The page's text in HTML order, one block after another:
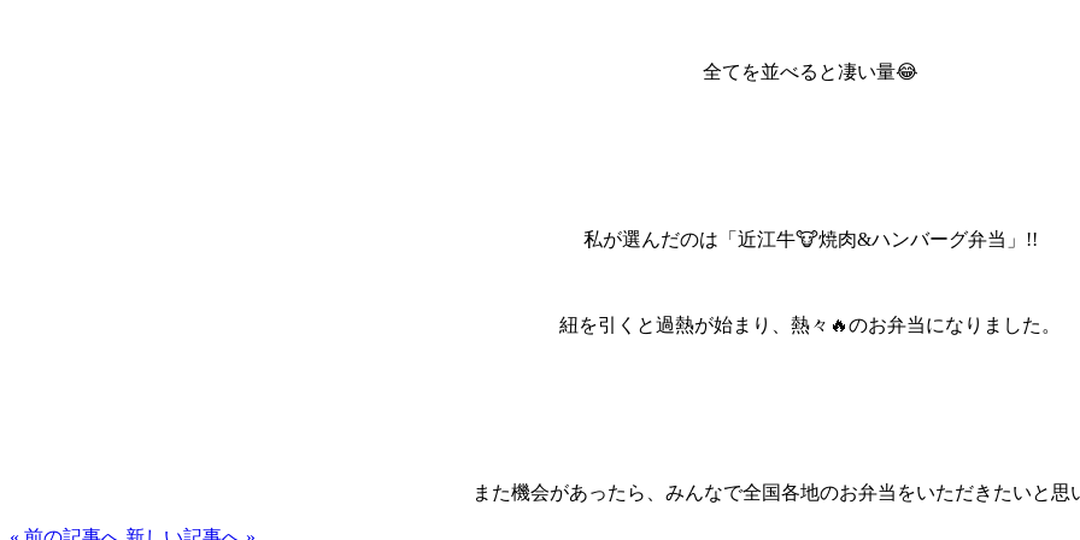
全てを並べると凄い量😂
私が選んだのは「近江牛🐮焼肉&ハンバーグ弁当」!!
紐を引くと過熱が始まり、熱々🔥のお弁当になりました。
また機会があったら、みんなで全国各地のお弁当をいただきたいと思